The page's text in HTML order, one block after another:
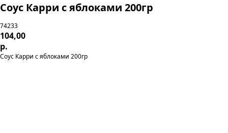
Соус Карри с яблоками 200гр
74233
104,00
р.
Соус Карри с яблоками 200гр